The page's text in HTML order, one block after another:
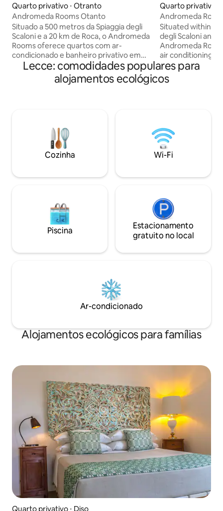
Quarto privativo ⋅ Otranto
Andromeda Rooms Otanto
Situado a 500 metros da Spiaggia degli
Scaloni e a 20 km de Roca, o Andromeda
Rooms oferece quartos com ar-
condicionado e banheiro privativo em
Otranto. Os hóspedes desta casa de
hóspedes têm acesso a uma varanda. O
Castello di Otranto fica a 600 metros da
roupa de cama e toalhas. Todas as
unidades fornecerão aos hóspedes uma
geladeira. A Piazza Mazzini fica a 46 km
da pousada, enquanto a Praça de
propriedade. O Aeroporto de Brindisi-
Quarto privativo
Andromeda
Situated within
degli Scaloni and
Andromeda
air conditioning
in Otranto.
house have
di Otranto is 600
All units will
Piazza Mazzini is
house, while
km from the
Lecce: comodidades populares para
alojamentos ecológicos
Cozinha Wi-Fi
Piscina
Estacionamento
gratuito no local
Ar-condicionado
Alojamentos ecológicos para famílias
Quarto privativo ⋅ Diso